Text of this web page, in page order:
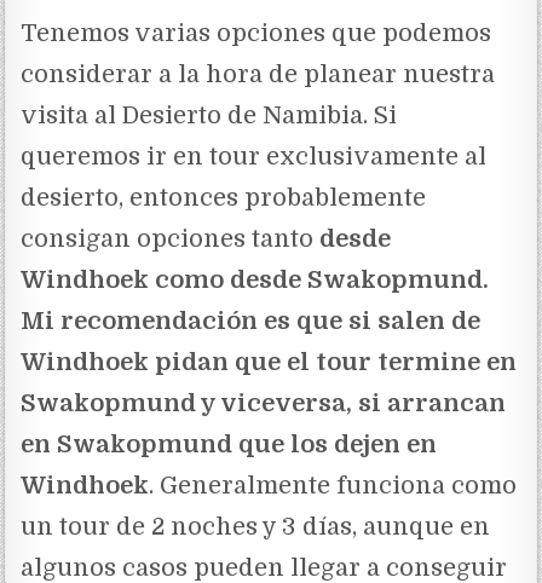
Tenemos varias opciones que podemos
considerar a la hora de planear nuestra
visita al Desierto de Namibia. Si
queremos ir en tour exclusivamente al
desierto, entonces probablemente
consigan opciones tanto desde
Windhoek como desde Swakopmund.
Mi recomendación es que si salen de
Windhoek pidan que el tour termine en
Swakopmund y viceversa, si arrancan
en Swakopmund que los dejen en
Windhoek. Generalmente funciona como
un tour de 2 noches y 3 días, aunque en
algunos casos pueden llegar a conseguir